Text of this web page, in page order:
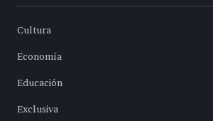
Cultura
Economía
Educación
Exclusiva